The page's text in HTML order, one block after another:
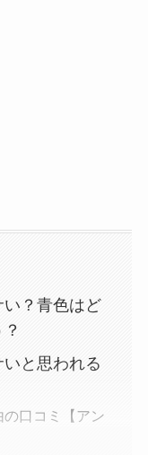
？青色はど
と思われる
の口コミ【アン